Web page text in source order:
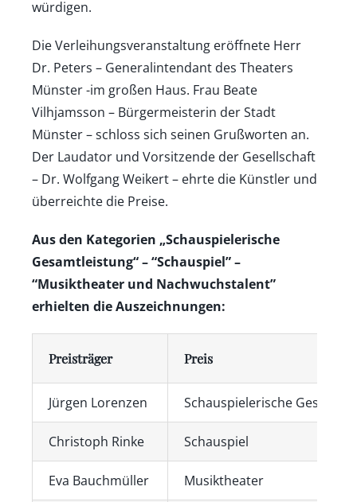
würdigen.
Die Verleihungsveranstaltung eröffnete Herr
Dr. Peters – Generalintendant des Theaters
Münster -im großen Haus. Frau Beate
Vilhjamsson – Bürgermeisterin der Stadt
Münster – schloss sich seinen Grußworten an.
Der Laudator und Vorsitzende der Gesellschaft
– Dr. Wolfgang Weikert – ehrte die Künstler und
überreichte die Preise.
Aus den Kategorien „Schauspielerische
Gesamtleistung“ – “Schauspiel” –
“Musiktheater und Nachwuchstalent”
erhielten die Auszeichnungen:
Preisträger Preis
Jürgen Lorenzen Schauspielerische
Christoph Rinke Schauspiel
Eva Bauchmüller Musiktheater